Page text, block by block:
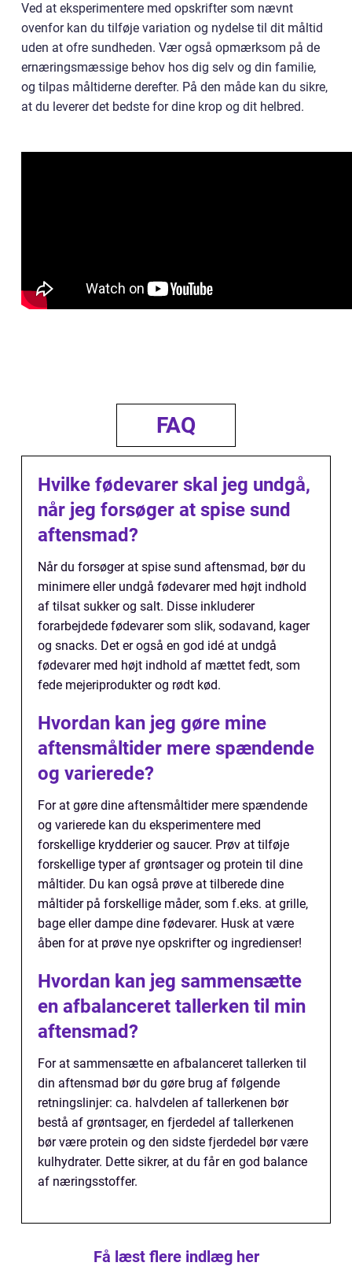
Ved at eksperimentere med opskrifter som nævnt
ovenfor kan du tilføje variation og nydelse til dit måltid
uden at ofre sundheden. Vær også opmærksom på de
ernæringsmæssige behov hos dig selv og din familie,
og tilpas måltiderne derefter. På den måde kan du sikre,
at du leverer det bedste for dine krop og dit helbred.
FAQ
Hvilke fødevarer skal jeg undgå,
når jeg forsøger at spise sund
aftensmad?
Når du forsøger at spise sund aftensmad, bør du
minimere eller undgå fødevarer med højt indhold
af tilsat sukker og salt. Disse inkluderer
forarbejdede fødevarer som slik, sodavand, kager
og snacks. Det er også en god idé at undgå
fødevarer med højt indhold af mættet fedt, som
fede mejeriprodukter og rødt kød.
Hvordan kan jeg gøre mine
aftensmåltider mere spændende
og varierede?
For at gøre dine aftensmåltider mere spændende
og varierede kan du eksperimentere med
forskellige krydderier og saucer. Prøv at tilføje
forskellige typer af grøntsager og protein til dine
måltider. Du kan også prøve at tilberede dine
måltider på forskellige måder, som f.eks. at grille,
bage eller dampe dine fødevarer. Husk at være
åben for at prøve nye opskrifter og ingredienser!
Hvordan kan jeg sammensætte
en afbalanceret tallerken til min
aftensmad?
For at sammensætte en afbalanceret tallerken til
din aftensmad bør du gøre brug af følgende
retningslinjer: ca. halvdelen af tallerkenen bør
bestå af grøntsager, en fjerdedel af tallerkenen
bør være protein og den sidste fjerdedel bør være
kulhydrater. Dette sikrer, at du får en god balance
af næringsstoffer.
Få læst flere indlæg her